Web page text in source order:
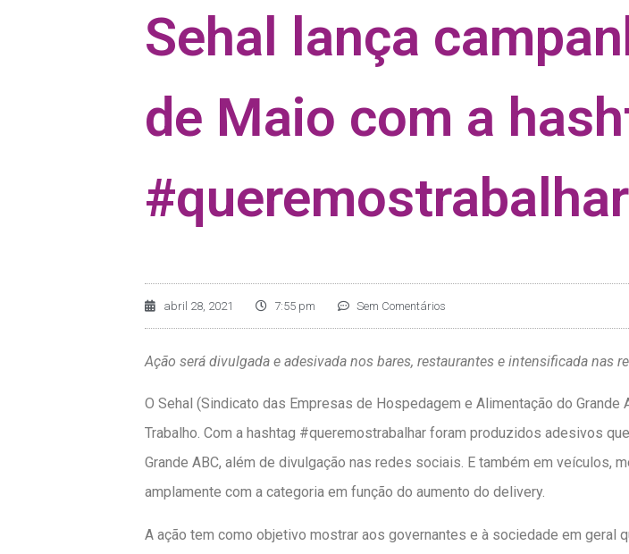
Sehal lança
de Maio com a
#queremostrabalhar
abril 28, 2021 7:55 pm Sem Comentários
Ação será divulgada e adesivada nos bares, restaurantes e intensificada nas
O Sehal (Sindicato das Empresas de Hospedagem e Alimentação do
Trabalho. Com a hashtag #queremostrabalhar foram produzidos adesivos
Grande ABC, além de divulgação nas redes sociais. E também em
amplamente com a categoria em função do aumento do delivery.
A ação tem como objetivo mostrar aos governantes e à sociedade em